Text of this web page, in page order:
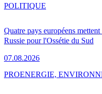
Quatre pays européens
Russie pour l'Ossétie du Sud
07.08.2026
POLITIQUE
PROENERGIE,